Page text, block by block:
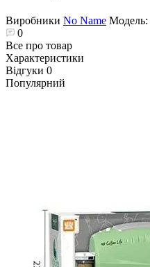
Виробники No Name Модель:
0
Все про товар
Характеристики
Відгуки 0
Популярний